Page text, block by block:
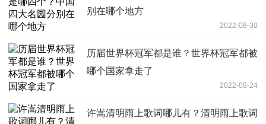
别在哪个地方
2022-08-30
历届世界杯冠军都是谁？世界杯冠军都被
哪个国家拿走了
2022-08-24
许嵩清明雨上歌词哪儿有？清明雨上歌词